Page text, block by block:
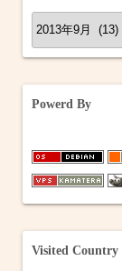
ア
ー
Powerd By
Visited Country